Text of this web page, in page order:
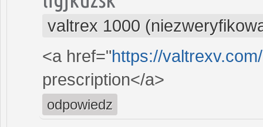
valtrex 1000
<a href="https://
prescription</a>
odpowiedz